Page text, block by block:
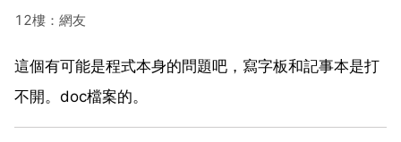
12樓：網友
這個有可能是程式本身的問題吧，寫字板和記事本是打
不開。doc檔案的。